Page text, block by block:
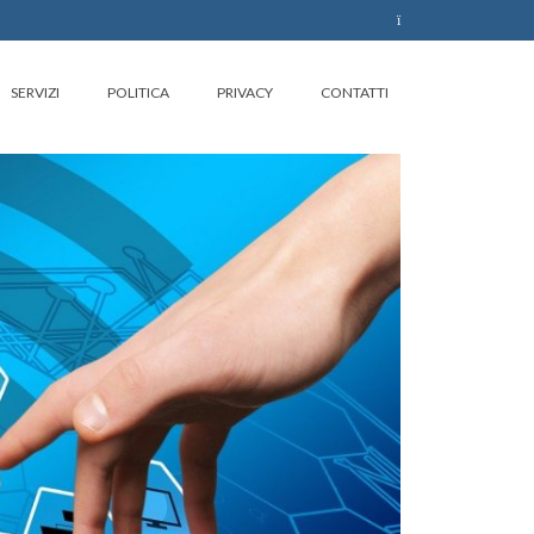
SERVIZI POLITICA PRIVACY CONTATTI